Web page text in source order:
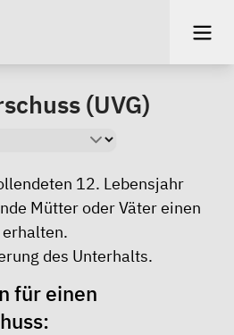
(UVG)
12. Lebensjahr
Mütter oder Väter einen
des Unterhalts.
für einen